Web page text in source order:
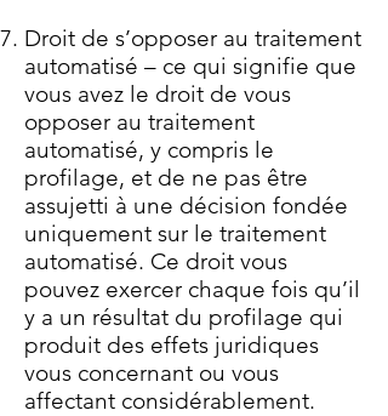
Droit de s’opposer au traitement
automatisé – ce qui signifie que
vous avez le droit de vous
opposer au traitement
automatisé, y compris le
profilage, et de ne pas être
assujetti à une décision fondée
uniquement sur le traitement
automatisé. Ce droit vous
pouvez exercer chaque fois qu’il
y a un résultat du profilage qui
produit des effets juridiques
vous concernant ou vous
affectant considérablement.